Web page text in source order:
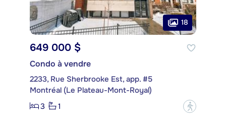
18
649 000 $
Condo à vendre
2233, Rue Sherbrooke Est, app. #5
Montréal (Le Plateau-Mont-Royal)
3
1 ?